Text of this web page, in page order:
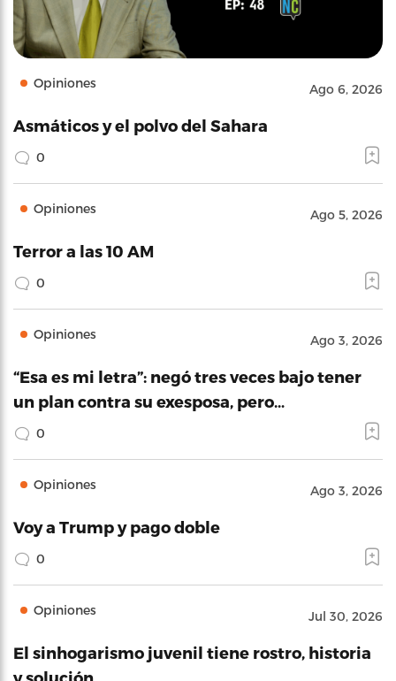
Opiniones Ago 6, 2026
Asmáticos y el polvo del Sahara
0
Opiniones Ago 5, 2026
Terror a las 10 AM
0
Opiniones Ago 3, 2026
“Esa es mi letra”: negó tres veces bajo tener
un plan contra su exesposa, pero…
0
Opiniones Ago 3, 2026
Voy a Trump y pago doble
0
Opiniones Jul 30, 2026
El sinhogarismo juvenil tiene rostro, historia
y solución